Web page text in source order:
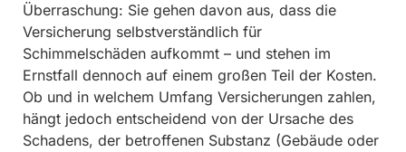
Überraschung: Sie gehen davon aus, dass die
Versicherung selbstverständlich für
Schimmelschäden aufkommt – und stehen im
Ernstfall dennoch auf einem großen Teil der Kosten.
Ob und in welchem Umfang Versicherungen zahlen,
hängt jedoch entscheidend von der Ursache des
Schadens, der betroffenen Substanz (Gebäude oder